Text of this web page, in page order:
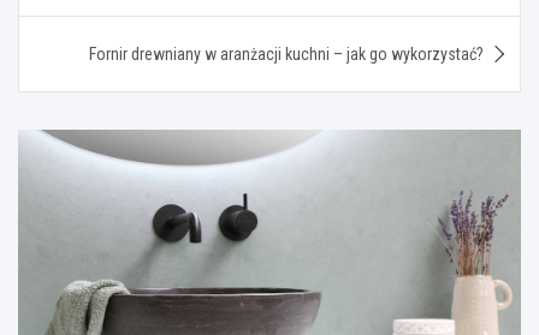
Fornir drewniany w aranżacji kuchni – jak go wykorzystać?